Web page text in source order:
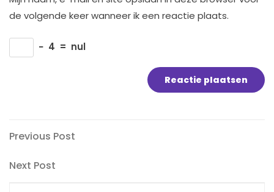
de volgende keer wanneer ik een reactie plaats.
− 4 = nul
Bericht
navigatie
Previous
Previous Post
Next
Next Post